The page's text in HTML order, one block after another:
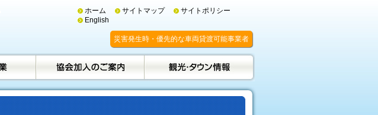
ホーム サイトマップ
サイトポリシー
English
災害発生時・優先的な車両貸渡可能事業者